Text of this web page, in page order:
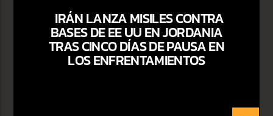
IRÁN LANZA MISILES CONTRA
BASES DE EE UU EN JORDANIA
TRAS CINCO DÍAS DE PAUSA EN
LOS ENFRENTAMIENTOS